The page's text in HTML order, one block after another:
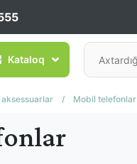
Kataloq
/ Mobil telefonlar